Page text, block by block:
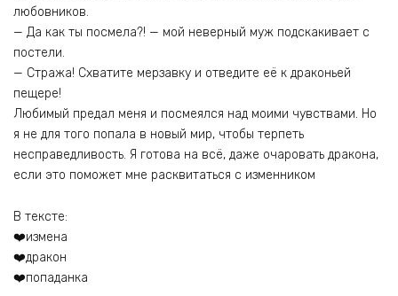
любовников.
— Да как ты посмела?! — мой неверный муж подскакивает с
постели.
— Стража! Схватите мерзавку и отведите её к драконьей
пещере!
Любимый предал меня и посмеялся над моими чувствами. Но
я не для того попала в новый мир, чтобы терпеть
несправедливость. Я готова на всё, даже очаровать дракона,
если это поможет мне расквитаться с изменником
В тексте:
❤️измена
❤️дракон
❤️попаданка